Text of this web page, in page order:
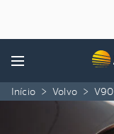
Menu
Início > Volvo > V90